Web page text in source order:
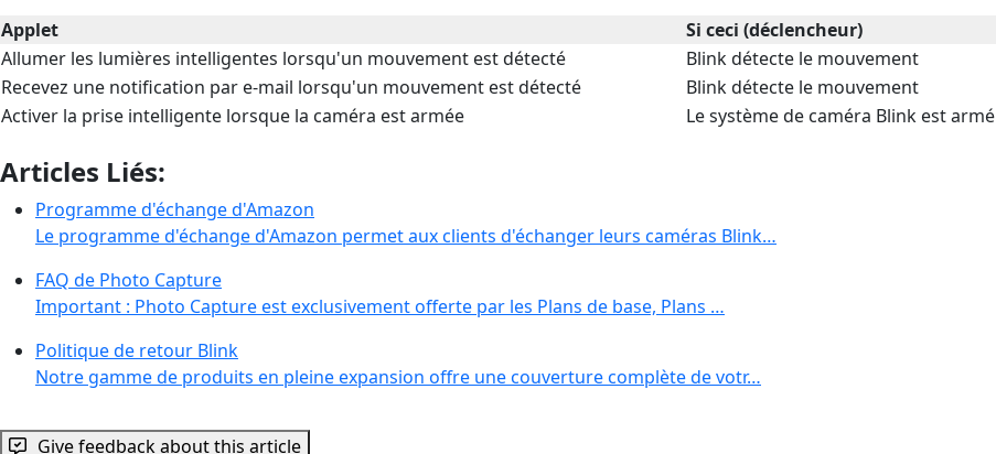
Applet
Si ceci (déclencheur)
Allumer les lumières intelligentes lorsqu'un mouvement est détecté
Blink détecte le mouvement
Recevez une notification par e-mail lorsqu'un mouvement est détecté
Blink détecte le mouvement
Activer la prise intelligente lorsque la caméra est armée
Le système de caméra Blink est armé
Articles Liés:
Programme d'échange d'Amazon
Le programme d'échange d'Amazon permet aux clients d'échanger leurs caméras Blink…
FAQ de Photo Capture
Important : Photo Capture est exclusivement offerte par les Plans de base, Plans …
Politique de retour Blink
Notre gamme de produits en pleine expansion offre une couverture complète de votr…
Give feedback about this article